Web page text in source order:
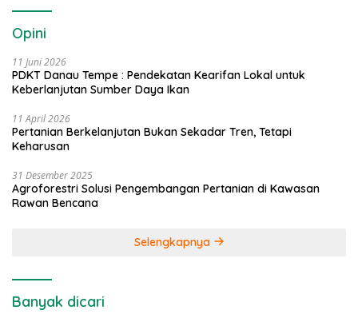
Opini
11 Juni 2026
PDKT Danau Tempe : Pendekatan Kearifan Lokal untuk
Keberlanjutan Sumber Daya Ikan
11 April 2026
Pertanian Berkelanjutan Bukan Sekadar Tren, Tetapi
Keharusan
31 Desember 2025
Agroforestri Solusi Pengembangan Pertanian di Kawasan
Rawan Bencana
Selengkapnya
Banyak dicari